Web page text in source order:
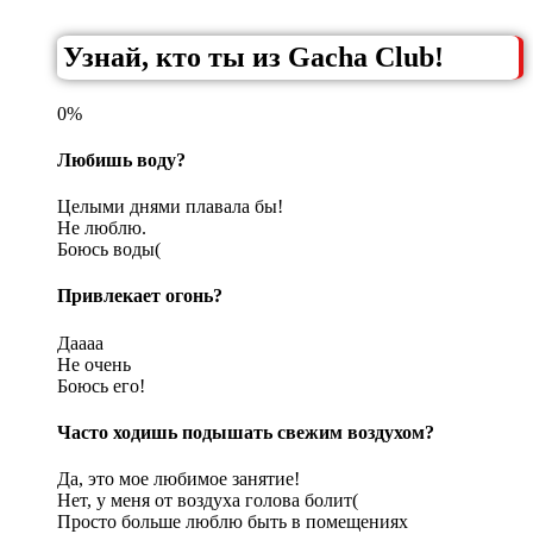
Узнай, кто ты из Gacha Club!
0%
Любишь воду?
Целыми днями плавала бы!
Не люблю.
Боюсь воды(
Привлекает огонь?
Даааа
Не очень
Боюсь его!
Часто ходишь подышать свежим воздухом?
Да, это мое любимое занятие!
Нет, у меня от воздуха голова болит(
Просто больше люблю быть в помещениях